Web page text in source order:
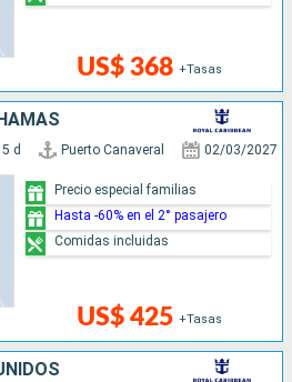
US$ 368 +Tasas
5 d Puerto Canaveral 02/03/2027
US$ 425 +Tasas
Precio especial familias
Hasta -60% en el 2° pasajero
Comidas incluidas